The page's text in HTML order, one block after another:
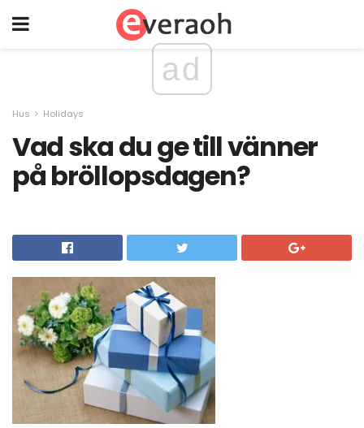
ad
Hus Holidays
Vad ska du ge till vänner
på bröllopsdagen?